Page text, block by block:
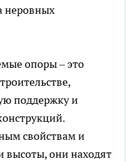
неровных
опоры– это
поддержку и
свойствам и
высоты, они находят